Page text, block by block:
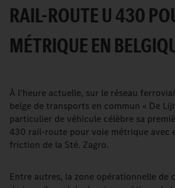
RAIL-ROUTE U 430
MÉTRIQUE EN
À l'heure actuelle, sur le réseau
belge de transports en commun « De
particulier de véhicule célèbre sa
430 rail-route pour voie métrique avec
friction de la Sté. Zagro.
Entre autres, la zone opérationnelle de